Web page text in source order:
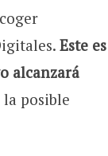
Este es
alcanzará
posible